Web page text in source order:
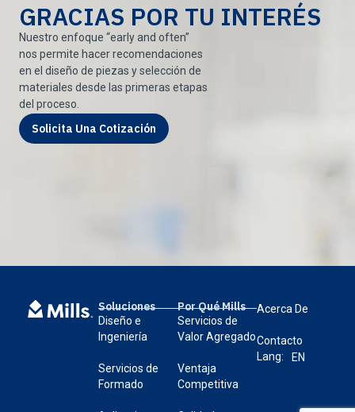
GRACIAS POR TU INTERÉS
Nuestro enfoque “early and often”
nos permite hacer recomendaciones
en el diseño de piezas y selección de
materiales desde las primeras etapas
del proceso.
Solicita Una Cotización
Soluciones
Diseño e
Ingeniería
Servicios de
Formado
Por Qué Mills
Servicios de
Valor Agregado
Ventaja
Competitiva
Acerca De
Contacto
Lang:
EN